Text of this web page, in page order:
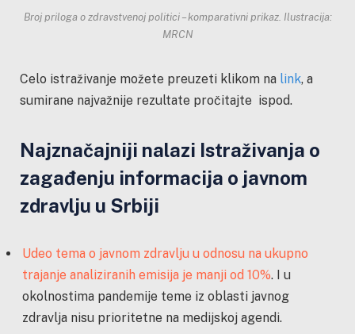
Broj priloga o zdravstvenoj politici – komparativni prikaz. Ilustracija:
MRCN
Celo istraživanje možete preuzeti klikom na link, a
sumirane najvažnije rezultate pročitajte ispod.
Najznačajniji nalazi Istraživanja o
zagađenju informacija o javnom
zdravlju u Srbiji
Udeo tema o javnom zdravlju u odnosu na ukupno
trajanje analiziranih emisija je manji od 10%. I u
okolnostima pandemije teme iz oblasti javnog
zdravlja nisu prioritetne na medijskoj agendi.